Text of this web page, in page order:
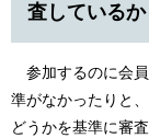
査しているか
参加するのに会
準がなかったりと
どうかを基準に審